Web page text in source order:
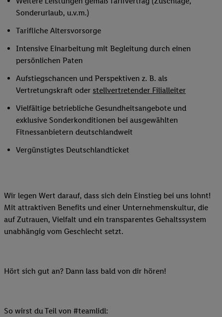
Sonderurlaub, u.v.m.)
Tarifliche Altersvorsorge
Intensive Einarbeitung mit Begleitung durch einen
persönlichen Paten
Aufstiegschancen und Perspektiven z. B. als
Vertretungskraft oder stellvertretender Filialleiter
Vielfältige betriebliche Gesundheitsangebote und
exklusive Sonderkonditionen bei ausgewählten
Fitnessanbietern deutschlandweit
Vergünstigtes Deutschlandticket
Wir legen Wert darauf, dass sich dein Einstieg bei uns lohnt!
Mit attraktiven Benefits und einer Unternehmenskultur, die
auf Zutrauen, Vielfalt und ein transparentes Gehaltssystem
unabhängig vom Geschlecht setzt.
Hört sich gut an? Dann lass bald von dir hören!
So wirst du Teil von #teamlidl: